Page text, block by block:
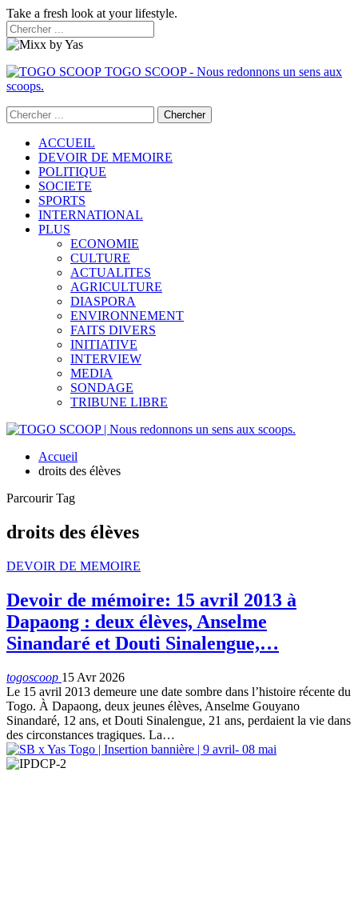
Take a fresh look at your lifestyle.
TOGO SCOOP - Nous redonnons un sens aux
scoops.
ACCUEIL
DEVOIR DE MEMOIRE
POLITIQUE
SOCIETE
SPORTS
INTERNATIONAL
PLUS
ECONOMIE
CULTURE
ACTUALITES
AGRICULTURE
DIASPORA
ENVIRONNEMENT
FAITS DIVERS
INITIATIVE
INTERVIEW
MEDIA
SONDAGE
TRIBUNE LIBRE
Accueil
droits des élèves
Parcourir Tag
droits des élèves
DEVOIR DE MEMOIRE
Devoir de mémoire: 15 avril 2013 à
Dapaong : deux élèves, Anselme
Sinandaré et Douti Sinalengue,…
togoscoop 15 Avr 2026
Le 15 avril 2013 demeure une date sombre dans l’histoire récente du
Togo. À Dapaong, deux jeunes élèves, Anselme Gouyano
Sinandaré, 12 ans, et Douti Sinalengue, 21 ans, perdaient la vie dans
des circonstances tragiques. La…